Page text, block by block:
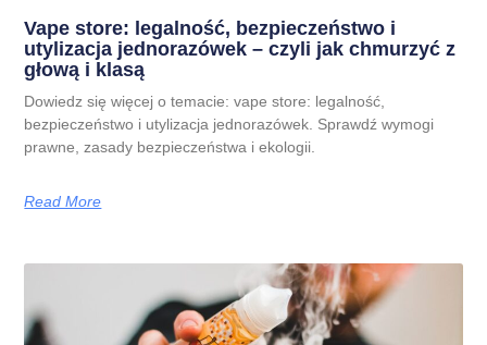
Vape store: legalność, bezpieczeństwo i
utylizacja jednorazówek – czyli jak chmurzyć z
głową i klasą
Dowiedz się więcej o temacie: vape store: legalność,
bezpieczeństwo i utylizacja jednorazówek. Sprawdź wymogi
prawne, zasady bezpieczeństwa i ekologii.
Read More